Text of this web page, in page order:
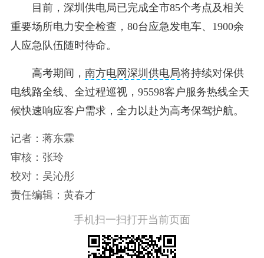
目前，深圳供电局已完成全市85个考点及相关
重要场所电力安全检查，80台应急发电车、1900余
人应急队伍随时待命。
高考期间， 南方电网深圳供电局将持续对保供
电线路全线、全过程巡视，95598客户服务热线全天
候快速响应客户需求，全力以赴为高考保驾护航。
记者：蒋东霖
审核：张玲
校对：吴沁彤
责任编辑：黄春才
手机扫一扫打开当前页面